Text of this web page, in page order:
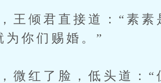
倾君直接道：“素素
你们赐婚。”
红了脸，低头道：“